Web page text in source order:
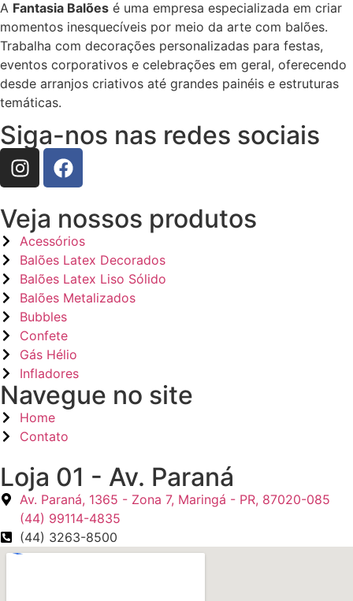
A Fantasia Balões é uma empresa especializada em criar
momentos inesquecíveis por meio da arte com balões.
Trabalha com decorações personalizadas para festas,
eventos corporativos e celebrações em geral, oferecendo
desde arranjos criativos até grandes painéis e estruturas
temáticas.
Siga-nos nas redes sociais
Veja nossos produtos
Acessórios
Balões Latex Decorados
Balões Latex Liso Sólido
Balões Metalizados
Bubbles
Confete
Gás Hélio
Infladores
Navegue no site
Home
Contato
Loja 01 - Av. Paraná
Av. Paraná, 1365 - Zona 7, Maringá - PR, 87020-085
(44) 99114-4835
(44) 3263-8500